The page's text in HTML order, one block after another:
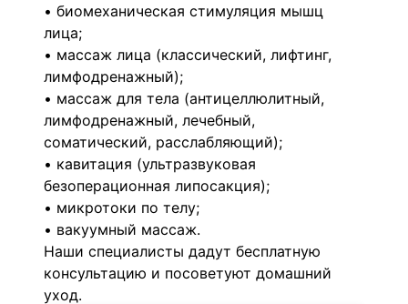
• биомеханическая стимуляция мышц
лица;
• массаж лица (классический, лифтинг,
лимфодренажный);
• массаж для тела (антицеллюлитный,
лимфодренажный, лечебный,
соматический, расслабляющий);
• кавитация (ультразвуковая
безоперационная липосакция);
• микротоки по телу;
• вакуумный массаж.
Наши специалисты дадут бесплатную
консультацию и посоветуют домашний
уход.